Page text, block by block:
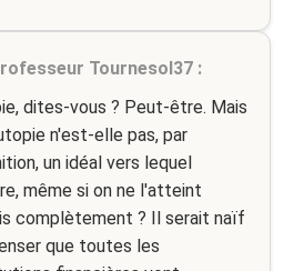
Tournesol37 :
dites-vous ? Peut-être. Mais
n'est-elle pas, par
un idéal vers lequel
même si on ne l'atteint
complètement ? Il serait naïf
que toutes les